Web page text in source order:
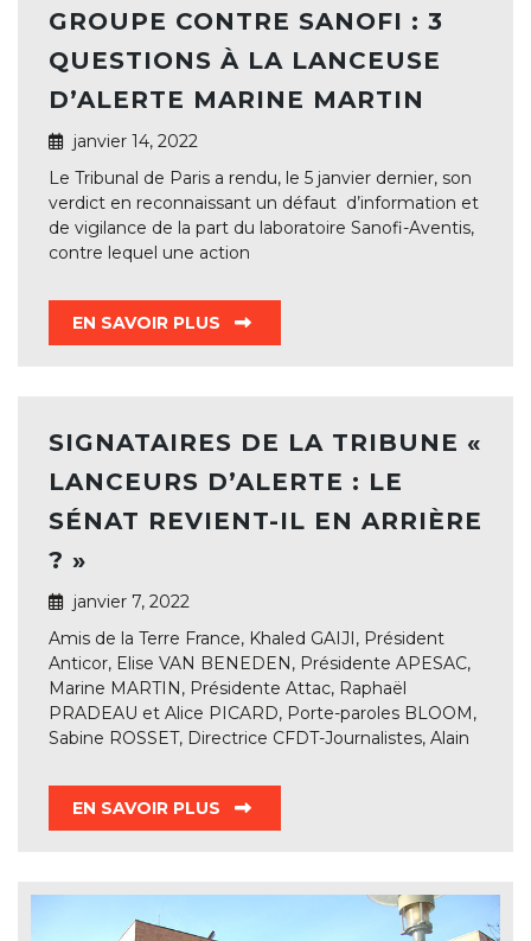
GROUPE CONTRE SANOFI : 3
QUESTIONS À LA LANCEUSE
D’ALERTE MARINE MARTIN
janvier 14, 2022
Le Tribunal de Paris a rendu, le 5 janvier dernier, son
verdict en reconnaissant un défaut d’information et
de vigilance de la part du laboratoire Sanofi-Aventis,
contre lequel une action
EN SAVOIR PLUS
SIGNATAIRES DE LA TRIBUNE «
LANCEURS D’ALERTE : LE
SÉNAT REVIENT-IL EN ARRIÈRE
? »
janvier 7, 2022
Amis de la Terre France, Khaled GAIJI, Président
Anticor, Elise VAN BENEDEN, Présidente APESAC,
Marine MARTIN, Présidente Attac, Raphaël
PRADEAU et Alice PICARD, Porte-paroles BLOOM,
Sabine ROSSET, Directrice CFDT-Journalistes, Alain
EN SAVOIR PLUS